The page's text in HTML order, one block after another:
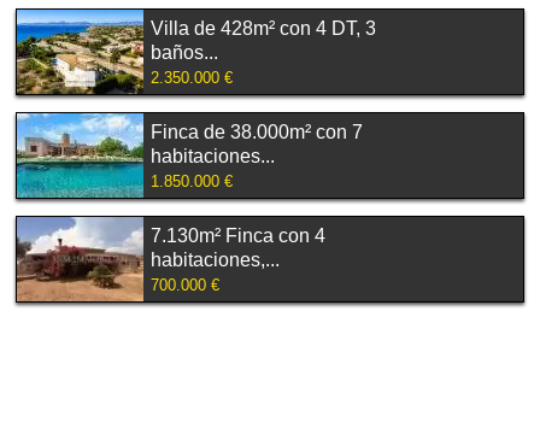
Villa de 428m² con 4 DT, 3
baños...
2.350.000 €
Finca de 38.000m² con 7
habitaciones...
1.850.000 €
7.130m² Finca con 4
habitaciones,...
700.000 €